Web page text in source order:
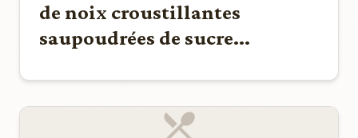
de noix croustillantes
saupoudrées de sucre...